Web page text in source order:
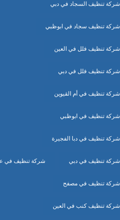
شركة تنظيف السجاد في دبي
شركة تنظيف سجاد في ابوظبي
شركة تنظيف فلل في العين
شركة تنظيف فلل في دبي
شركة تنظيف في أم القيوين
شركة تنظيف في ابوظبي
شركة تنظيف في دبا الفجيرة
شركة تنظيف في دبي شركة تنظيف في
شركة تنظيف في مصفح
شركة تنظيف كنب في العين